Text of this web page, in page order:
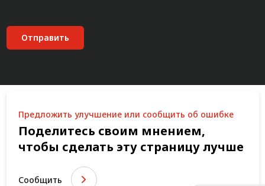
Отправить
Предложить улучшение или сообщить об ошибке
Поделитесь своим мнением,
чтобы сделать эту страницу лучше
Сообщить